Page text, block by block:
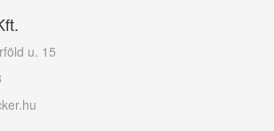
u. 15